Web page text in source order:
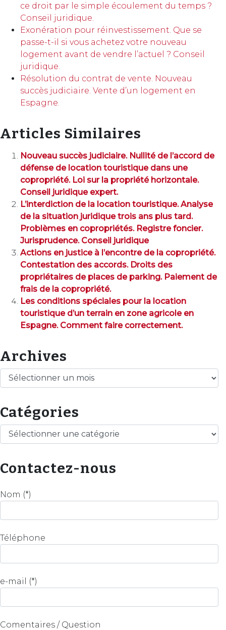
ce droit par le simple écoulement du temps ?
Conseil juridique.
Exonération pour réinvestissement. Que se
passe-t-il si vous achetez votre nouveau
logement avant de vendre l’actuel ? Conseil
juridique.
Résolution du contrat de vente. Nouveau
succès judiciaire. Vente d’un logement en
Espagne.
Articles Similaires
Nouveau succès judiciaire. Nullité de l’accord de
défense de location touristique dans une
copropriété. Loi sur la propriété horizontale.
Conseil juridique expert.
L’interdiction de la location touristique. Analyse
de la situation juridique trois ans plus tard.
Problèmes en copropriétés. Registre foncier.
Jurisprudence. Conseil juridique
Actions en justice à l’encontre de la copropriété.
Contestation des accords. Droits des
propriétaires de places de parking. Paiement de
frais de la copropriété.
Les conditions spéciales pour la location
touristique d’un terrain en zone agricole en
Espagne. Comment faire correctement.
Archives
Archives
Catégories
Catégories
Contactez-nous
Nom (*)
Téléphone
e-mail (*)
Comentaires / Question